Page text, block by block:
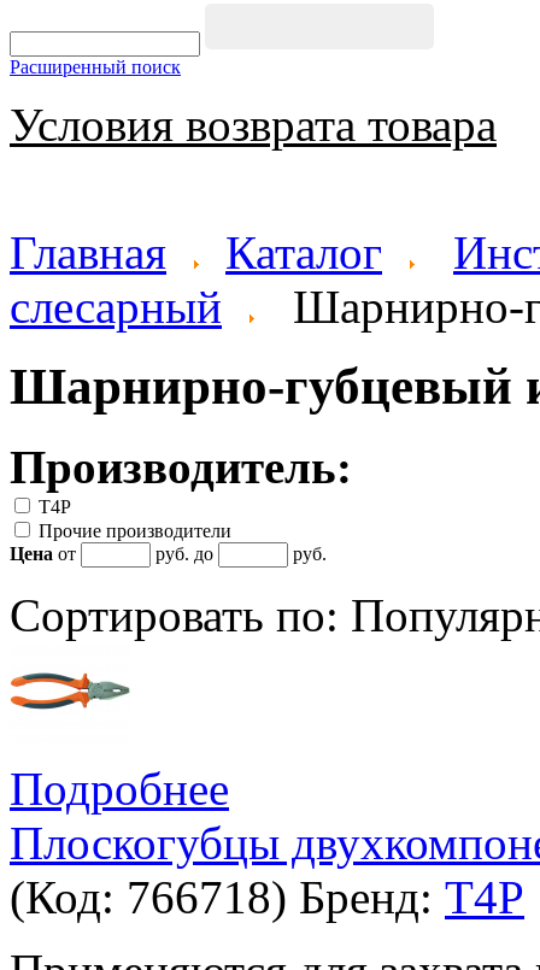
Расширенный поиск
Условия возврата товара
Главная Каталог
слесарный
Шарнирно-
Шарнирно-губцевый
Производитель:
T4P
Прочие производители
Цена от руб. до руб.
Сортировать по:
Подробнее
Плоскогубцы
(Код: 766718) Бренд: T4P